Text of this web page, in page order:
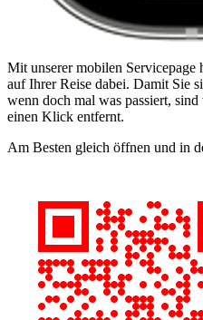
Mit unserer mobilen Servicepage
auf Ihrer Reise dabei. Damit Sie
wenn doch mal was passiert,
einen Klick entfernt.
Am Besten gleich öffnen und in